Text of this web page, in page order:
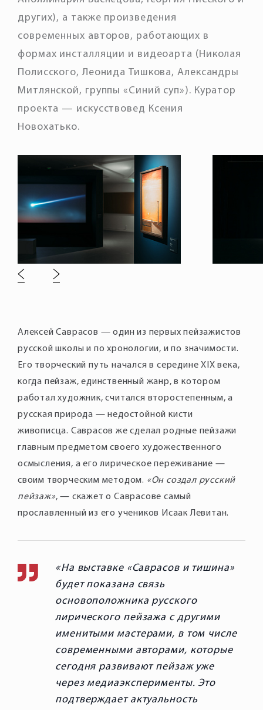
других), а также произведения
современных авторов, работающих в
формах инсталляции и видеоарта (Николая
Полисского, Леонида Тишкова, Александры
Митлянской, группы «Синий суп»). Куратор
проекта — искусствовед Ксения
Новохатько.
Алексей Саврасов — один из первых пейзажистов
русской школы и по хронологии, и по значимости.
Его творческий путь начался в середине XIX века,
когда пейзаж, единственный жанр, в котором
работал художник, считался второстепенным, а
русская природа — недостойной кисти
живописца. Саврасов же сделал родные пейзажи
главным предметом своего художественного
осмысления, а его лирическое переживание —
своим творческим методом. «Он создал русский
пейзаж», — скажет о Саврасове самый
прославленный из его учеников Исаак Левитан.
На выставке «Саврасов и тишина»
будет показана связь
основоположника русского
лирического пейзажа с другими
именитыми мастерами, в том числе
современными авторами, которые
сегодня развивают пейзаж уже
через медиаэксперименты. Это
подтверждает актуальность